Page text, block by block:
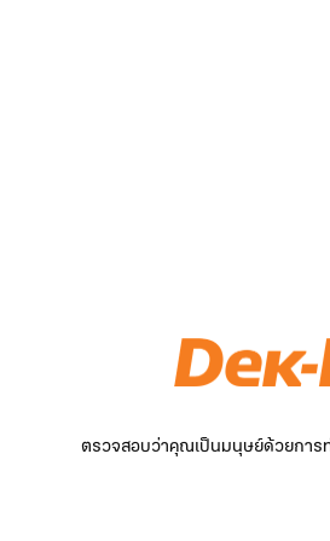
ตรวจสอบว่าคุณเป็นมนุษย์ด้วยการท